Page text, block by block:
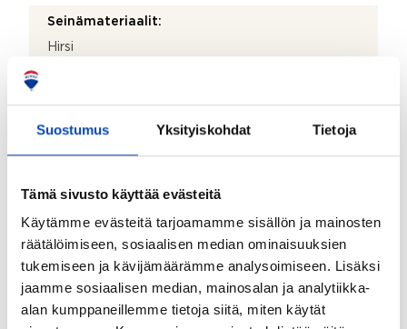
Suostumus Yksityiskohdat Tietoja
Tämä sivusto käyttää evästeitä
Käytämme evästeitä tarjoamamme sisällön ja mainosten
räätälöimiseen, sosiaalisen median ominaisuuksien
tukemiseen ja kävijämäärämme analysoimiseen. Lisäksi
jaamme sosiaalisen median, mainosalan ja analytiikka-
alan kumppaneillemme tietoja siitä, miten käytät
Seinämateriaalit:
Hirsi
Kaksi isoa makuuhuonetta, joissa toisessa lämmittää
alkuperäinen varaava pönttöuuni ja toisessa on
keittolevyllinen kamina. Käsitellyt hirsipinnat tuovat
tiloihin raikkaan tunnelman. Toisessa on laattalattia
lankkulattia (mänty). Lisää makuutiloja on mahdollista
makuuhuoneita pienemmiksi huoneiksi
Seinämateriaalit:
Hirsi